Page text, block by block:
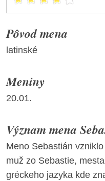
Pôvod mena
latinské
Meniny
20.01.
Význam mena
Meno Sebastián
muž zo Sebastie,
gréckeho jazyka kde